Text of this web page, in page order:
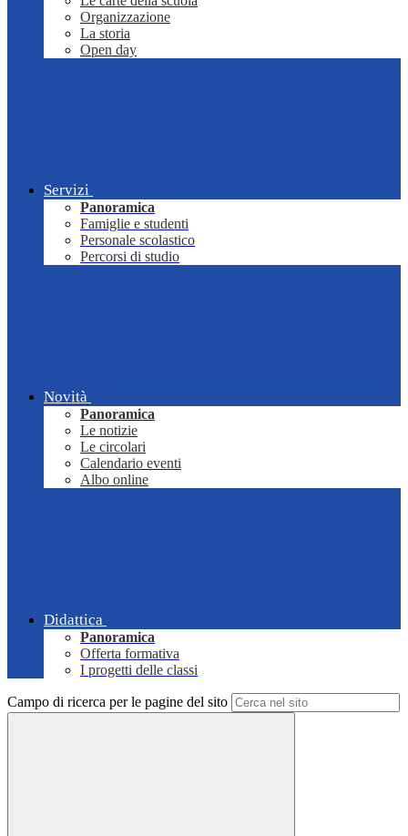
Organizzazione
La storia
Open day
Servizi
Panoramica
Famiglie e studenti
Personale scolastico
Percorsi di studio
Novità
Panoramica
Le notizie
Le circolari
Calendario eventi
Albo online
Didattica
Panoramica
Offerta formativa
I progetti delle classi
Campo di ricerca per le pagine del sito